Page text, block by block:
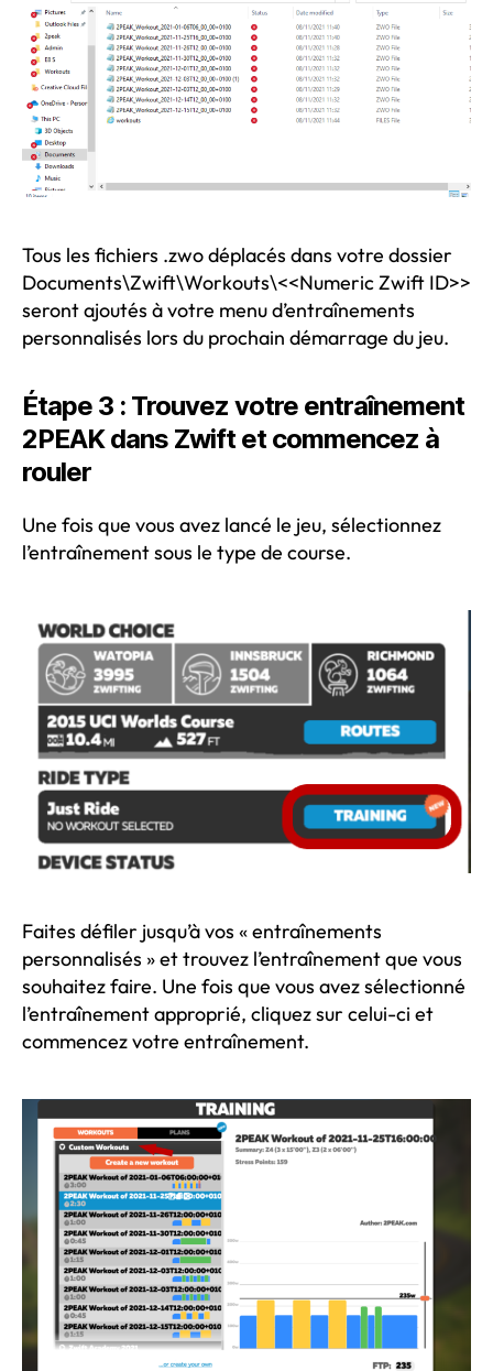
Tous les fichiers .zwo déplacés dans votre dossier
Documents\Zwift\Workouts\<<Numeric Zwift ID>>
seront ajoutés à votre menu d’entraînements
personnalisés lors du prochain démarrage du jeu.
Étape 3 : Trouvez votre entraînement
2PEAK dans Zwift et commencez à
rouler
Une fois que vous avez lancé le jeu, sélectionnez
l’entraînement sous le type de course.
Faites défiler jusqu’à vos « entraînements
personnalisés » et trouvez l’entraînement que vous
souhaitez faire. Une fois que vous avez sélectionné
l’entraînement approprié, cliquez sur celui-ci et
commencez votre entraînement.